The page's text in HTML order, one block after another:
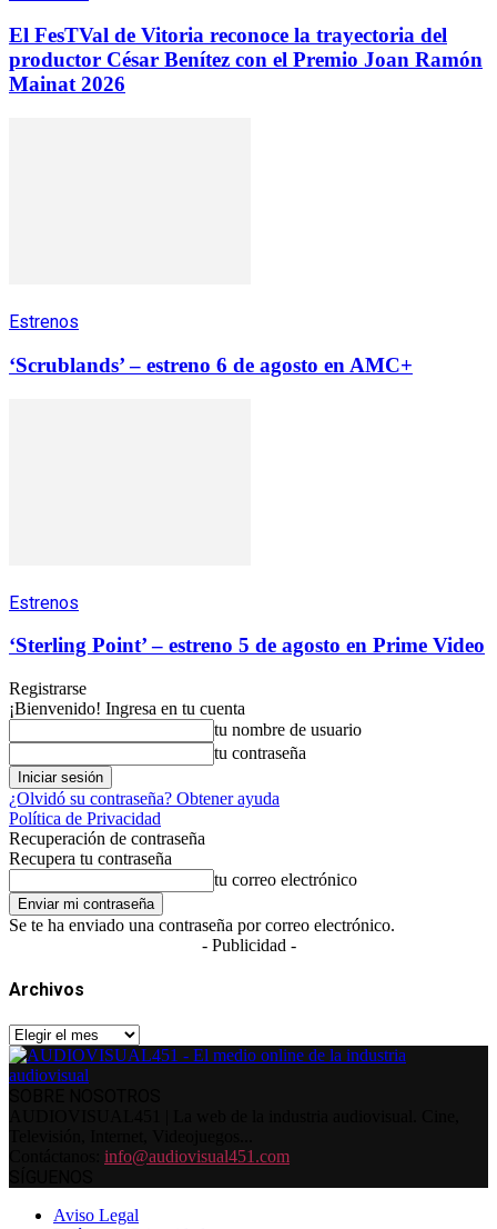
El FesTVal de Vitoria reconoce la trayectoria del
productor César Benítez con el Premio Joan Ramón
Mainat 2026
Estrenos
‘Scrublands’ – estreno 6 de agosto en AMC+
Estrenos
‘Sterling Point’ – estreno 5 de agosto en Prime Video
Registrarse
¡Bienvenido! Ingresa en tu cuenta
tu nombre de usuario
tu contraseña
¿Olvidó su contraseña? Obtener ayuda
Política de Privacidad
Recuperación de contraseña
Recupera tu contraseña
tu correo electrónico
Se te ha enviado una contraseña por correo electrónico.
- Publicidad -
Archivos
Archivos
info@audiovisual451.com
Aviso Legal